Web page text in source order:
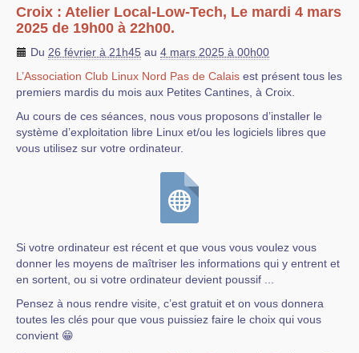
Croix : Atelier Local-Low-Tech, Le mardi 4 mars
2025 de 19h00 à 22h00.
Du 26 février à 21h45 au 4 mars 2025 à 00h00
L’Association Club Linux Nord Pas de Calais est présent tous les
premiers mardis du mois aux Petites Cantines, à Croix.
Au cours de ces séances, nous vous proposons d’installer le
système d’exploitation libre Linux et/ou les logiciels libres que
vous utilisez sur votre ordinateur.
Si votre ordinateur est récent et que vous vous voulez vous
donner les moyens de maîtriser les informations qui y entrent et
en sortent, ou si votre ordinateur devient poussif ...
Pensez à nous rendre visite, c’est gratuit et on vous donnera
toutes les clés pour que vous puissiez faire le choix qui vous
convient 😁